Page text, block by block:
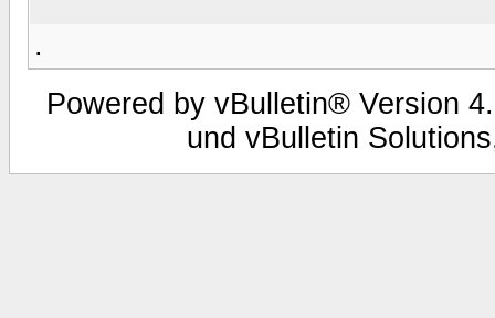
.
Powered by vBulletin® Version
und vBulletin